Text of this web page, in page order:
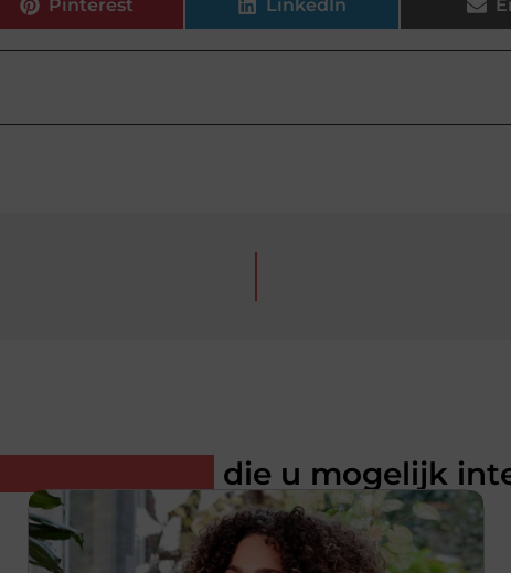
Pinterest LinkedIn
die u mogelijk